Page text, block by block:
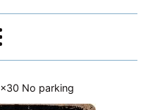
No parking